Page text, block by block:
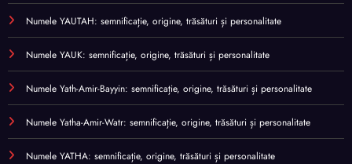
Numele YAUTAH: semnificație, origine, trăsături și personalitate
Numele YAUK: semnificație, origine, trăsături și personalitate
Numele Yath-Amir-Bayyin: semnificație, origine, trăsături și personalitate
Numele Yatha-Amir-Watr: semnificație, origine, trăsături și personalitate
Numele YATHA: semnificație, origine, trăsături și personalitate